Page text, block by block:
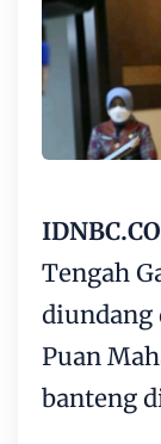
Tengah
diundang
Puan
banteng